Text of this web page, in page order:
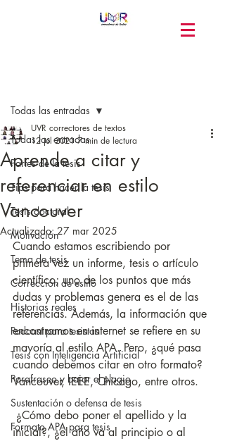
Todas las entradas
Partes de la tesis
Tips para hacer la tesis
Tesis doctoral
Motivación
Tema de tesis
Corrección de estilo
Historias reales
Podcast para tesistas
Tesis con Inteligencia Artificial
Parafraseo y bajar el plagio
Sustentación o defensa de tesis
Formato APA para tesis
Todas las entradas
Aprende a citar y
referenciar en estilo
Vancouver
UVR correctores de textos
12 jul 2021 7 min de lectura
Actualizado:27 mar 2025
Cuando estamos escribiendo por
primera vez un informe, tesis o artículo
científico; uno de los puntos que más
dudas y problemas genera es el de las
referencias. Además, la información que
encontramos en internet se refiere en su
mayoría al estilo APA. Pero, ¿qué pasa
cuando debemos citar en otro formato?
Vancouver, IEEE, Chicago, entre otros.
inicial?, ¿el año va al principio o al